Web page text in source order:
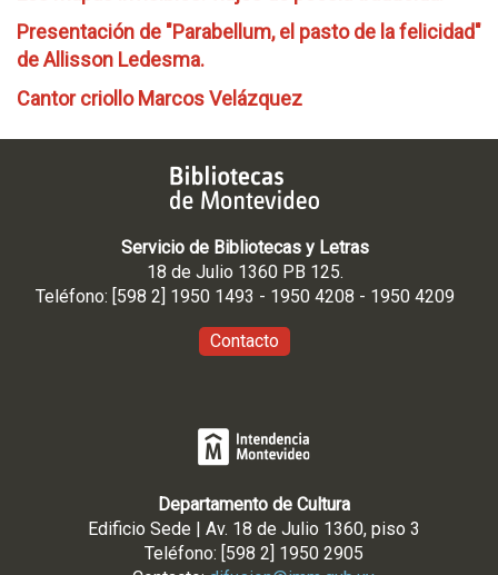
Presentación de "Parabellum, el pasto de la felicidad"
de Allisson Ledesma.
Cantor criollo Marcos Velázquez
Servicio de Bibliotecas y Letras
18 de Julio 1360 PB 125.
Teléfono: [598 2] 1950 1493 - 1950 4208 - 1950 4209
Contacto
Departamento de Cultura
Edificio Sede | Av. 18 de Julio 1360, piso 3
Teléfono: [598 2] 1950 2905